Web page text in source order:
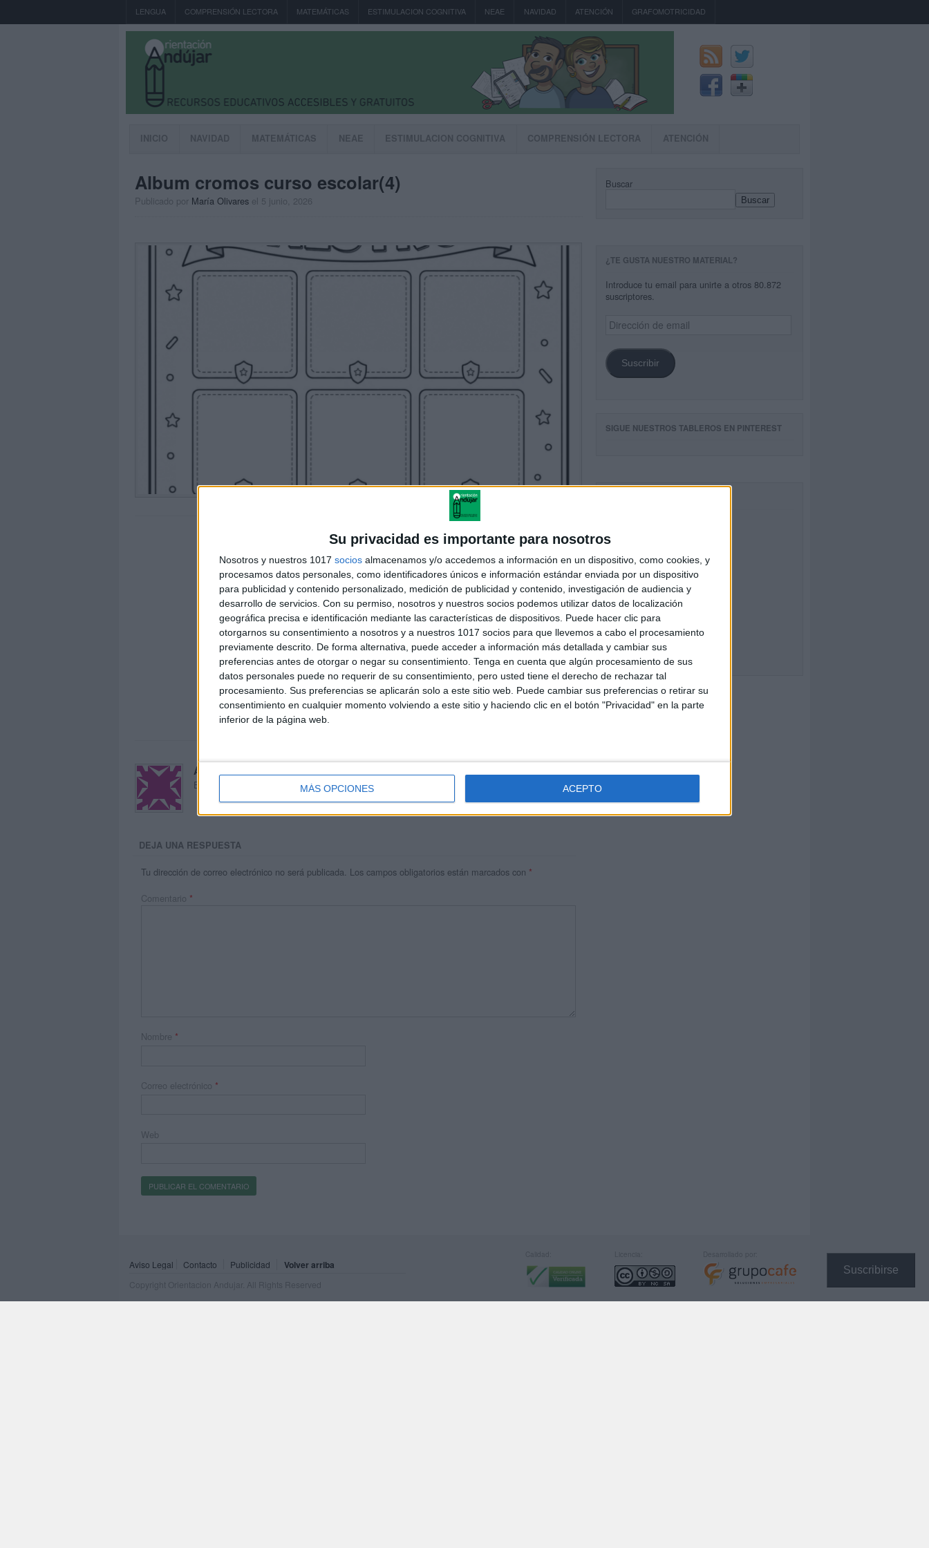
Su privacidad es importante para nosotros
Nosotros y nuestros 1017 socios almacenamos y/o accedemos a información en un dispositivo, como cookies, y
procesamos datos personales, como identificadores únicos e información estándar enviada por un dispositivo
para publicidad y contenido personalizado, medición de publicidad y contenido, investigación de audiencia y
desarrollo de servicios. Con su permiso, nosotros y nuestros socios podemos utilizar datos de localización
geográfica precisa e identificación mediante las características de dispositivos. Puede hacer clic para
otorgarnos su consentimiento a nosotros y a nuestros 1017 socios para que llevemos a cabo el procesamiento
previamente descrito. De forma alternativa, puede acceder a información más detallada y cambiar sus
preferencias antes de otorgar o negar su consentimiento. Tenga en cuenta que algún procesamiento de sus
datos personales puede no requerir de su consentimiento, pero usted tiene el derecho de rechazar tal
procesamiento. Sus preferencias se aplicarán solo a este sitio web. Puede cambiar sus preferencias o retirar su
consentimiento en cualquier momento volviendo a este sitio y haciendo clic en el botón "Privacidad" en la parte
inferior de la página web.
MÁS OPCIONES ACEPTO
Suscribirse
LENGUA COMPRENSIÓN LECTORA MATEMÁTICAS ESTIMULACION COGNITIVA NEAE NAVIDAD ATENCIÓN GRAFOMOTRICIDAD
INICIO NAVIDAD MATEMÁTICAS NEAE ESTIMULACION COGNITIVA COMPRENSIÓN LECTORA ATENCIÓN
Album cromos curso escolar(4)
Publicado por María Olivares el 5 junio, 2026
Acerca de María Olivares
El autor no ha proporcionado ninguna información.
DEJA UNA RESPUESTA
Tu dirección de correo electrónico no será publicada. Los campos obligatorios están marcados con *
Comentario *
Nombre *
Correo electrónico *
Web
Buscar
Buscar
¿TE GUSTA NUESTRO MATERIAL?
Introduce tu email para unirte a otros 80.872
suscriptores.
Dirección
de
Suscribir
SIGUE NUESTROS TABLEROS EN PINTEREST
Aviso Legal Contacto Publicidad Volver arriba